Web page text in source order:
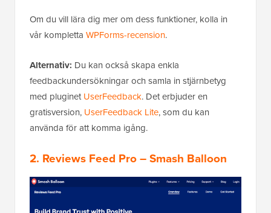
Om du vill lära dig mer om dess funktioner, kolla in
vår kompletta WPForms-recension.
Alternativ: Du kan också skapa enkla
feedbackundersökningar och samla in stjärnbetyg
med pluginetUserFeedback. Det erbjuder en
gratisversion, UserFeedback Lite, som du kan
använda för att komma igång.
2. Reviews Feed Pro – Smash Balloon